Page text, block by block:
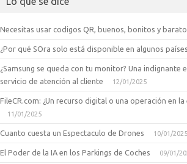
Necesitas usar codigos QR, buenos, bonitos y
¿Por qué SOra solo está disponible en algunos
¿Samsung se queda con tu monitor? Una indignante
servicio de atención al cliente
12/01/2025
FileCR.com: ¿Un recurso digital o una operación en
11/01/2025
Cuanto cuesta un Espectaculo de Drones 10/01/2025
El Poder de la IA en los Parkings de Coches 09/01/